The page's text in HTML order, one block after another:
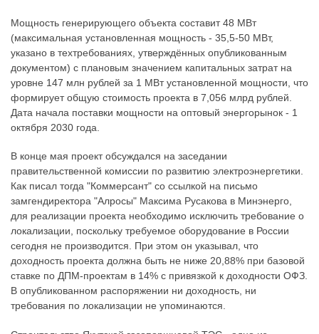
Мощность генерирующего объекта составит 48 МВт
(максимальная установленная мощность - 35,5-50 МВт,
указано в техтребованиях, утверждённых опубликованным
документом) с плановым значением капитальных затрат на
уровне 147 млн рублей за 1 МВт установленной мощности, что
формирует общую стоимость проекта в 7,056 млрд рублей.
Дата начала поставки мощности на оптовый энергорынок - 1
октября 2030 года.
В конце мая проект обсуждался на заседании
правительственной комиссии по развитию электроэнергетики.
Как писал тогда "Коммерсант" со ссылкой на письмо
замгендиректора "Алросы" Максима Русакова в Минэнерго,
для реализации проекта необходимо исключить требование о
локализации, поскольку требуемое оборудование в России
сегодня не производится. При этом он указывал, что
доходность проекта должна быть не ниже 20,88% при базовой
ставке по ДПМ-проектам в 14% с привязкой к доходности ОФЗ.
В опубликованном распоряжении ни доходность, ни
требования по локализации не упоминаются.